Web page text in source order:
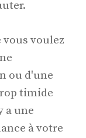
vous voulez
ou d'une
timide
a une
à votre